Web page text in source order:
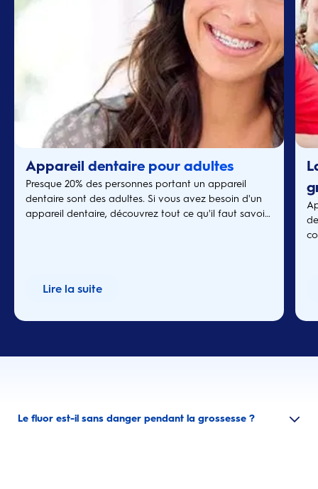
Appareil dentaire pour adultes
Presque 20% des personnes portant un appareil
dentaire sont des adultes. Si vous avez besoin d'un
appareil dentaire, découvrez tout ce qu'il faut savoir
Lire la suite
Le fluor est-il sans danger pendant la grossesse ?